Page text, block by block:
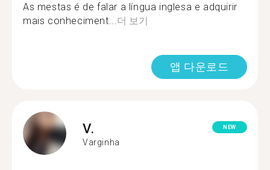
As mestas é de falar a língua inglesa e adquirir
mais conheciment... 더 보기
앱 다운로드
V.
Varginha
NEW